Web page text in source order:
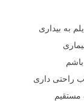
به بیداری
راحتی داری